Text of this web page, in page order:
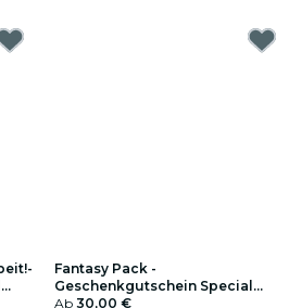
Fantasy Pack -
Geschenkgutschein Special
Edition
Ab 30,00 €